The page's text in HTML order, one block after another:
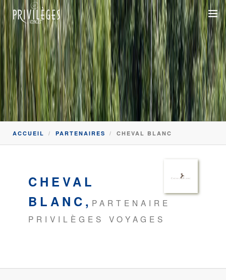
DESTINATIONS
CROISIÈRES
INSPIRATIONS
DEVIS 100% SUR-MESURE
+33 1 47 20 36 59
DÉPLACEMENTS PROFESSIONNELS
ACCUEIL PARTENAIRES CHEVAL BLANC
CHEVAL
BLANC, PARTENAIRE
PRIVILÈGES VOYAGES